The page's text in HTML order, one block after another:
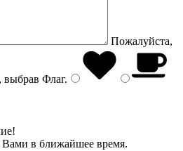
Пожалуйста,
выбрав Флаг.
в ближайшее время.